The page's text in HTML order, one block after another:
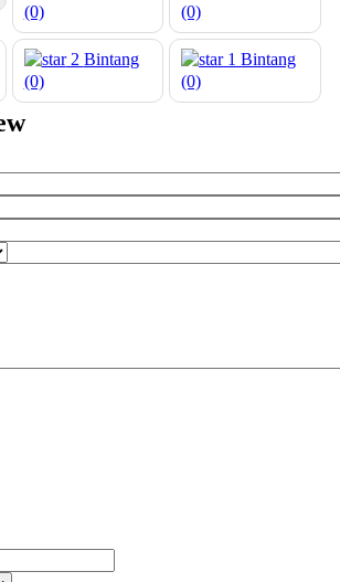
(0)
(0)
2 Bintang
(0)
1Bintang
(0)